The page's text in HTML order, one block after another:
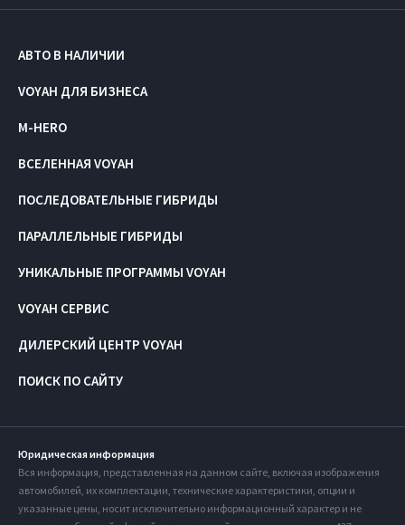
АВТО В НАЛИЧИИ
VOYAH ДЛЯ БИЗНЕСА
M-HERO
ПОИСК ПО САЙТУ
ВСЕЛЕННАЯ VOYAH
ПОСЛЕДОВАТЕЛЬНЫЕ ГИБРИДЫ
ПАРАЛЛЕЛЬНЫЕ ГИБРИДЫ
УНИКАЛЬНЫЕ ПРОГРАММЫ VOYAH
VOYAH СЕРВИС
ДИЛЕРСКИЙ ЦЕНТР VOYAH
Юридическая информация
Вся информация, представленная на данном сайте, включая изображения
автомобилей, их комплектации, технические характеристики, опции и
указанные цены, носит исключительно информационный характер и не